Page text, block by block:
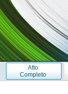
Atto
Completo